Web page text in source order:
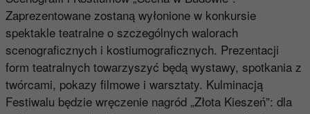
Zaprezentowane zostaną wyłonione w konkursie
spektakle teatralne o szczególnych walorach
scenograficznych i kostiumograficznych. Prezentacji
form teatralnych towarzyszyć będą wystawy, spotkania z
twórcami, pokazy filmowe i warsztaty. Kulminacją
Festiwalu będzie wręczenie nagród „Złota Kieszeń”: dla